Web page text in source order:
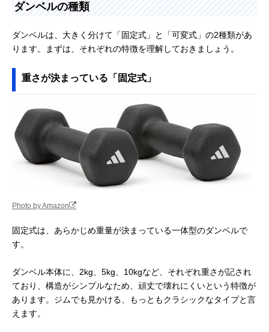
ダンベルの種類
ダンベルは、大きく分けて「固定式」と「可変式」の2種類があ
ります。まずは、それぞれの特徴を理解しておきましょう。
重さが決まっている「固定式」
Photo by Amazon
固定式は、あらかじめ重量が決まっている一体型のダンベルで
す。
ダンベル本体に、2kg、5kg、10kgなど、それぞれ重さが記され
ており、構造がシンプルなため、頑丈で壊れにくいという特徴が
あります。ジムでも見かける、もっともクラシックなタイプと言
えます。